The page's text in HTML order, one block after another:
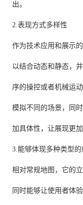
出。
2.表现方式多样性
作为技术应用和展示
以结合动态和静态，
序的操控或者机械运
模拟不同的场景，同
加具体性，让展现更加
3.能够体现多种类型
相对常规地图，它的
同时能够让使用者体